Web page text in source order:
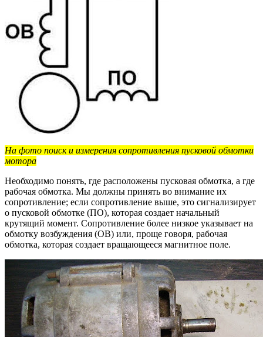
На фото поиск и измерения сопротивления пусковой обмотки
мотора
Необходимо понять, где расположены пусковая обмотка, а где
рабочая обмотка. Мы должны принять во внимание их
сопротивление; если сопротивление выше, это сигнализирует
о пусковой обмотке (ПО), которая создает начальный
крутящий момент. Сопротивление более низкое указывает на
обмотку возбуждения (ОВ) или, проще говоря, рабочая
обмотка, которая создает вращающееся магнитное поле.